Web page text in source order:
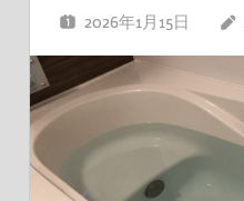
2026年1月15日